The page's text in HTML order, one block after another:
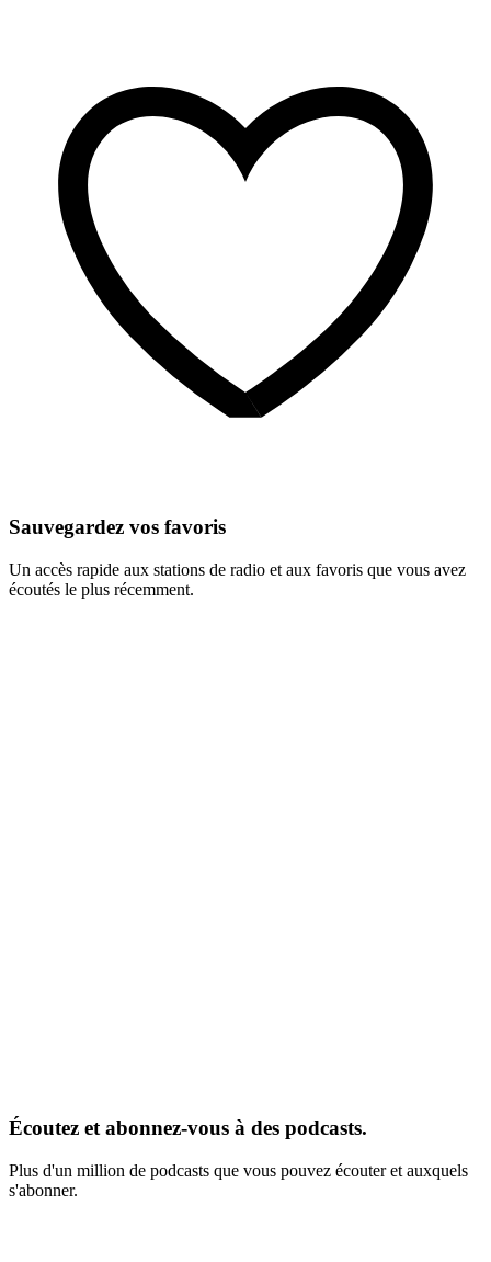
Sauvegardez vos favoris
Un accès rapide aux stations de radio et aux favoris que vous avez
écoutés le plus récemment.
Écoutez et abonnez-vous à des podcasts.
Plus d'un million de podcasts que vous pouvez écouter et auxquels
s'abonner.